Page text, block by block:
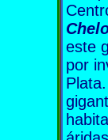
este
por